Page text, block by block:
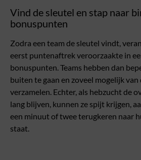
Vind de sleutel en stap naar
bonuspunten
Zodra een team de sleutel vindt,
eerst puntenaftrek veroorzaakte in
bonuspunten. Teams hebben dan
buiten te gaan en zoveel mogelijk
verzamelen. Echter, als hebzucht de
lang blijven, kunnen ze spijt krijgen,
een minuut of twee terugkeren naar
staat.